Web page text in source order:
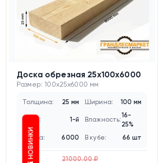
Доска обрезная 25х100х6000
Размер: 100x25x6000 мм
Толщина: 25 мм Ширина: 100 мм
Сорт: 1-й Влажность:
16-
25%
Длина: 6000 В кубе: 66 шт
21000.00 ₽
НОВИНКИ